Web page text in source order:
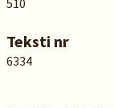
510
Teksti nr
6334